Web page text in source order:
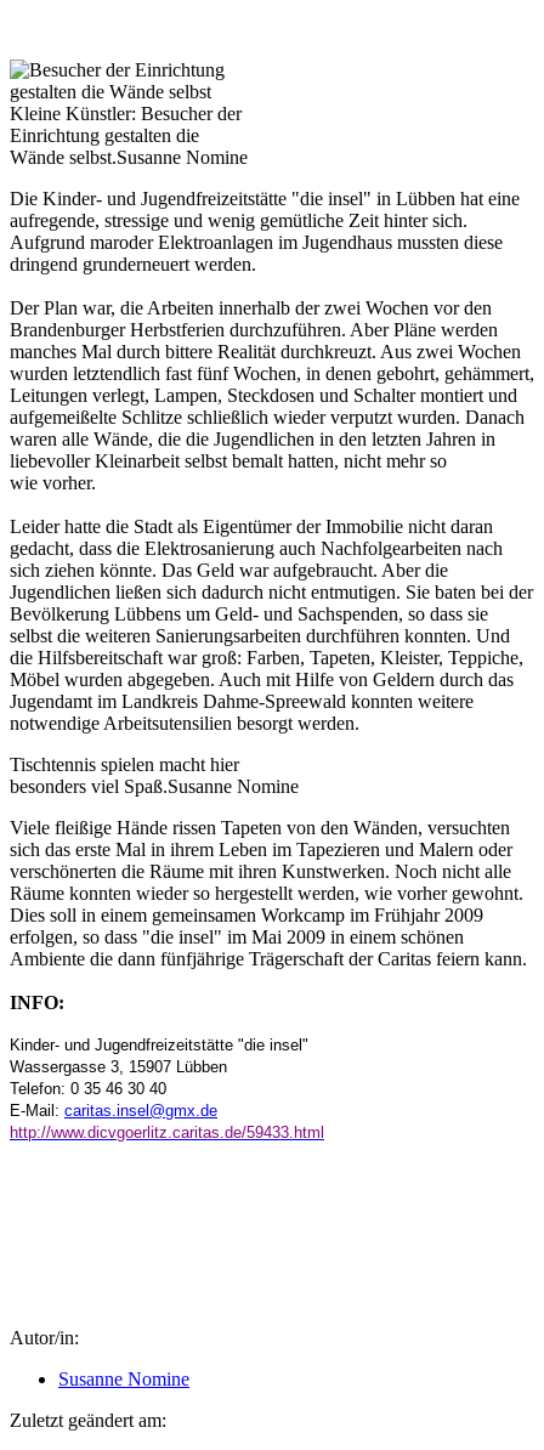
Kleine Künstler: Besucher der
Einrichtung gestalten die
Wände selbst.Susanne Nomine
Die Kinder- und Jugendfreizeitstätte "die insel" in Lübben hat eine
aufregende, stressige und wenig gemütliche Zeit hinter sich.
Aufgrund maroder Elektroanlagen im Jugendhaus mussten diese
dringend grunderneuert werden.
Der Plan war, die Arbeiten innerhalb der zwei Wochen vor den
Brandenburger Herbstferien durchzuführen. Aber Pläne werden
manches Mal durch bittere Realität durchkreuzt. Aus zwei Wochen
wurden letztendlich fast fünf Wochen, in denen gebohrt, gehämmert,
Leitungen verlegt, Lampen, Steckdosen und Schalter montiert und
aufgemeißelte Schlitze schließlich wieder verputzt wurden. Danach
waren alle Wände, die die Jugendlichen in den letzten Jahren in
liebevoller Kleinarbeit selbst bemalt hatten, nicht mehr so
wie vorher.
Leider hatte die Stadt als Eigentümer der Immobilie nicht daran
gedacht, dass die Elektrosanierung auch Nachfolgearbeiten nach
sich ziehen könnte. Das Geld war aufgebraucht. Aber die
Jugendlichen ließen sich dadurch nicht entmutigen. Sie baten bei der
Bevölkerung Lübbens um Geld- und Sachspenden, so dass sie
selbst die weiteren Sanierungsarbeiten durchführen konnten. Und
die Hilfsbereitschaft war groß: Farben, Tapeten, Kleister, Teppiche,
Möbel wurden abgegeben. Auch mit Hilfe von Geldern durch das
Jugendamt im Landkreis Dahme-Spreewald konnten weitere
notwendige Arbeitsutensilien besorgt werden.
Tischtennis spielen macht hier
besonders viel Spaß.Susanne Nomine
Viele fleißige Hände rissen Tapeten von den Wänden, versuchten
sich das erste Mal in ihrem Leben im Tapezieren und Malern oder
verschönerten die Räume mit ihren Kunstwerken. Noch nicht alle
Räume konnten wieder so hergestellt werden, wie vorher gewohnt.
Dies soll in einem gemeinsamen Workcamp im Frühjahr 2009
erfolgen, so dass "die insel" im Mai 2009 in einem schönen
Ambiente die dann fünfjährige Trägerschaft der Caritas feiern kann.
INFO:
Kinder- und Jugendfreizeitstätte "die insel"
Wassergasse 3, 15907 Lübben
Telefon: 0 35 46 30 40
E-Mail: caritas.insel@gmx.de
http://www.dicvgoerlitz.caritas.de/59433.html
Autor/in:
Susanne Nomine
Zuletzt geändert am: